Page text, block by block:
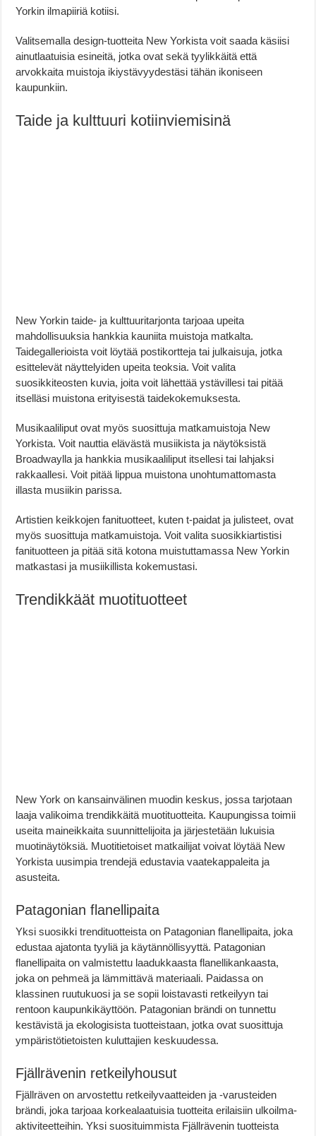
Yorkin ilmapiiriä kotiisi.
Valitsemalla design-tuotteita New Yorkista voit saada käsiisi
ainutlaatuisia esineitä, jotka ovat sekä tyylikkäitä että
arvokkaita muistoja ikiystävyydestäsi tähän ikoniseen
kaupunkiin.
Taide ja kulttuuri kotiinviemisinä
New Yorkin taide- ja kulttuuritarjonta tarjoaa upeita
mahdollisuuksia hankkia kauniita muistoja matkalta.
Taidegallerioista voit löytää postikortteja tai julkaisuja, jotka
esittelevät näyttelyiden upeita teoksia. Voit valita
suosikkiteosten kuvia, joita voit lähettää ystävillesi tai pitää
itselläsi muistona erityisestä taidekokemuksesta.
Musikaaliliput ovat myös suosittuja matkamuistoja New
Yorkista. Voit nauttia elävästä musiikista ja näytöksistä
Broadwaylla ja hankkia musikaaliliput itsellesi tai lahjaksi
rakkaallesi. Voit pitää lippua muistona unohtumattomasta
illasta musiikin parissa.
Artistien keikkojen fanituotteet, kuten t-paidat ja julisteet, ovat
myös suosittuja matkamuistoja. Voit valita suosikkiartistisi
fanituotteen ja pitää sitä kotona muistuttamassa New Yorkin
matkastasi ja musiikillista kokemustasi.
Trendikkäät muotituotteet
New York on kansainvälinen muodin keskus, jossa tarjotaan
laaja valikoima trendikkäitä muotituotteita. Kaupungissa toimii
useita maineikkaita suunnittelijoita ja järjestetään lukuisia
muotinäytöksiä. Muotitietoiset matkailijat voivat löytää New
Yorkista uusimpia trendejä edustavia vaatekappaleita ja
asusteita.
Patagonian flanellipaita
Yksi suosikki trendituotteista on Patagonian flanellipaita, joka
edustaa ajatonta tyyliä ja käytännöllisyyttä. Patagonian
flanellipaita on valmistettu laadukkaasta flanellikankaasta,
joka on pehmeä ja lämmittävä materiaali. Paidassa on
klassinen ruutukuosi ja se sopii loistavasti retkeilyyn tai
rentoon kaupunkikäyttöön. Patagonian brändi on tunnettu
kestävistä ja ekologisista tuotteistaan, jotka ovat suosittuja
ympäristötietoisten kuluttajien keskuudessa.
Fjällrävenin retkeilyhousut
Fjällräven on arvostettu retkeilyvaatteiden ja -varusteiden
brändi, joka tarjoaa korkealaatuisia tuotteita erilaisiin ulkoilma-
aktiviteetteihin. Yksi suosituimmista Fjällrävenin tuotteista